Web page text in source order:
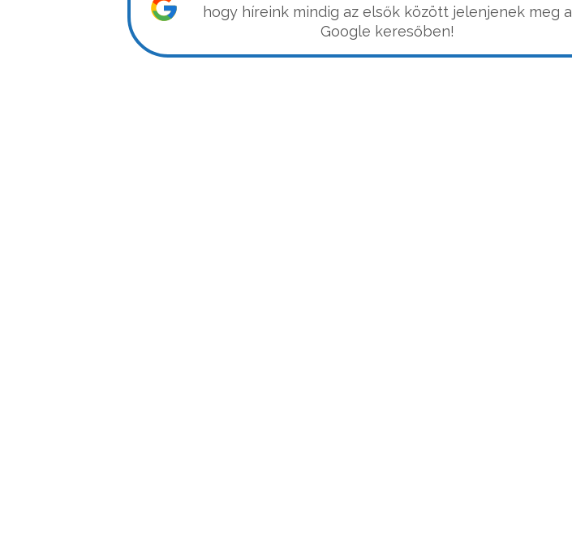
hogy híreink mindig az elsők között jelenjenek meg a
Google keresőben!